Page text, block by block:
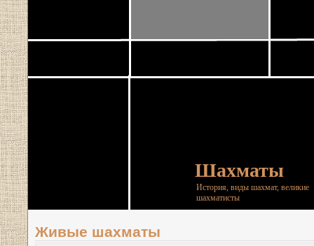
Шахматы
История, виды шахмат, великие
шахматисты
Живые шахматы